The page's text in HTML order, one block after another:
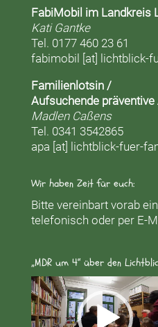
FabiMobil im Landkreis
Kati Gantke
Tel. 0177 460 23 61
fabimobil [at] lichtblick-
Familienlotsin /
Aufsuchende präventive
Madlen Caßens
Tel. 0341 3542865
apa [at] lichtblick-fuer-
Wir haben Zeit für euch:
Bitte vereinbart vorab
telefonisch oder per E-
„MDR um 4“ über den
Video-
Player